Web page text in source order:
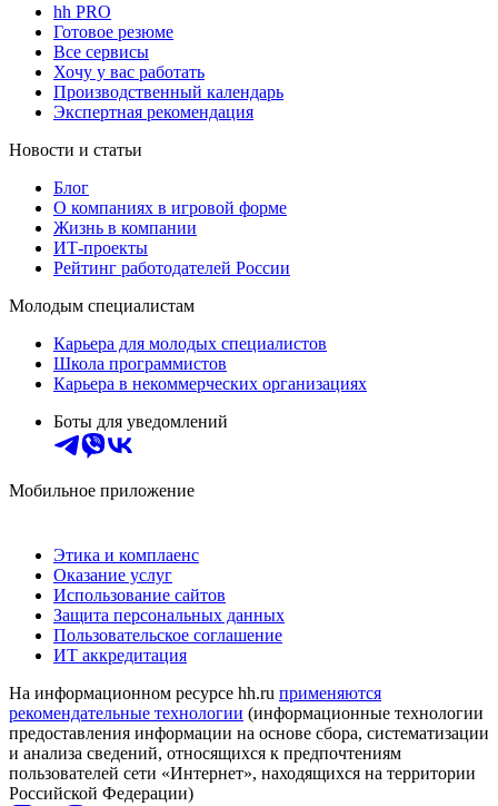
hh PRO
Готовое резюме
Все сервисы
Хочу у вас работать
Производственный календарь
Экспертная рекомендация
Новости и статьи
Блог
О компаниях в игровой форме
Жизнь в компании
ИТ-проекты
Рейтинг работодателей России
Молодым специалистам
Карьера для молодых специалистов
Школа программистов
Карьера в некоммерческих организациях
Боты для уведомлений
Мобильное приложение
Этика и комплаенс
Оказание услуг
Использование сайтов
Защита персональных данных
Пользовательское соглашение
ИТ аккредитация
На информационном ресурсе hh.ru применяются
рекомендательные технологии (информационные технологии
предоставления информации на основе сбора, систематизации
и анализа сведений, относящихся к предпочтениям
пользователей сети «Интернет», находящихся на территории
Российской Федерации)